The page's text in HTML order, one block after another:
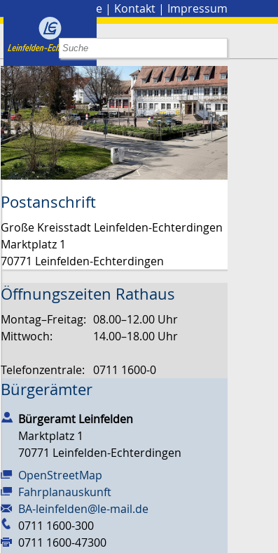
Presse | Kontakt | Impressum
Postanschrift
Große Kreisstadt Leinfelden-Echterdingen
Marktplatz 1
70771 Leinfelden-Echterdingen
Öffnungszeiten Rathaus
Montag–Freitag: 08.00–12.00 Uhr
Mittwoch:
14.00–18.00 Uhr
Telefonzentrale: 0711 1600-0
Bürgerämter
Bürgeramt Leinfelden
Marktplatz 1
70771 Leinfelden-Echterdingen
OpenStreetMap
Fahrplanauskunft
BA-leinfelden@le-mail.de
0711 1600-300
0711 1600-47300